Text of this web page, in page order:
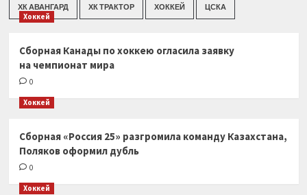
ХК АВАНГАРД ХК ТРАКТОР ХОККЕЙ ЦСКА
Хоккей
Сборная Канады по хоккею огласила заявку
на чемпионат мира
0
Хоккей
Сборная «Россия 25» разгромила команду Казахстана,
Поляков оформил дубль
0
Хоккей